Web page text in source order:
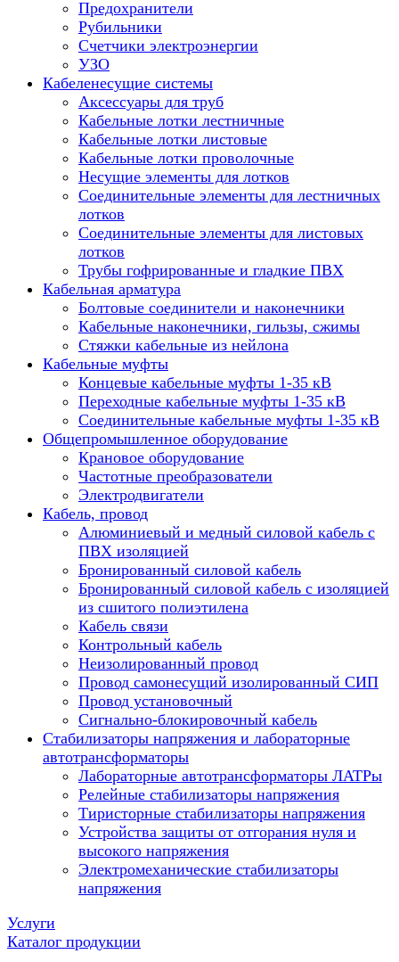
Предохранители
Рубильники
Счетчики электроэнергии
УЗО
Кабеленесущие системы
Аксессуары для труб
Кабельные лотки лестничные
Кабельные лотки листовые
Кабельные лотки проволочные
Несущие элементы для лотков
Соединительные элементы для лестничных
лотков
Соединительные элементы для листовых
лотков
Трубы гофрированные и гладкие ПВХ
Кабельная арматура
Болтовые соединители и наконечники
Кабельные наконечники, гильзы, сжимы
Стяжки кабельные из нейлона
Кабельные муфты
Концевые кабельные муфты 1-35 кВ
Переходные кабельные муфты 1-35 кВ
Соединительные кабельные муфты 1-35 кВ
Общепромышленное оборудование
Крановое оборудование
Частотные преобразователи
Электродвигатели
Кабель, провод
Алюминиевый и медный силовой кабель с
ПВХ изоляцией
Бронированный силовой кабель
Бронированный силовой кабель с изоляцией
из сшитого полиэтилена
Кабель связи
Контрольный кабель
Неизолированный провод
Провод самонесущий изолированный СИП
Провод установочный
Сигнально-блокировочный кабель
Стабилизаторы напряжения и лабораторные
автотрансформаторы
Лабораторные автотрансформаторы ЛАТРы
Релейные стабилизаторы напряжения
Тиристорные стабилизаторы напряжения
Устройства защиты от отгорания нуля и
высокого напряжения
Электромеханические стабилизаторы
напряжения
Услуги
Каталог продукции